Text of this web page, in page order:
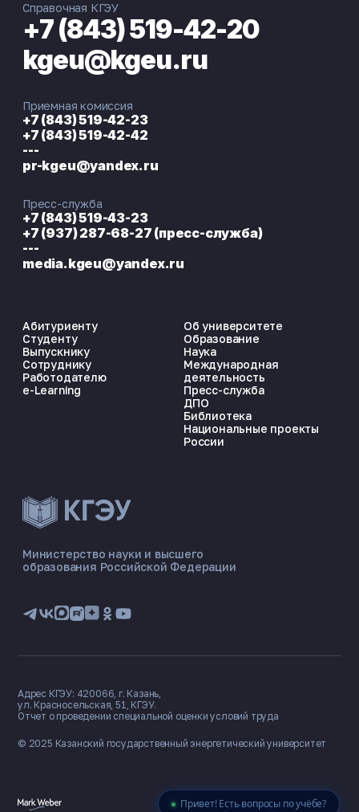
Привет! Есть вопросы по учёбе?
ЭНЕРГОКОД — ПОМОЩНИК КГЭУ
📋 Приёмная комиссия
🏠 Общежитие
Министерство науки и высшего
образования Российской Федерации
Абитуриенту
Студенту
Выпускнику
Сотруднику
Работодателю
e-Learning
Об университете
Образование
Наука
Международная
деятельность
Пресс-служба
ДПО
Библиотека
Национальные проекты
России
Справочная КГЭУ
+7 (843) 519-42-20
kgeu@kgeu.ru
Приемная комиссия
+7 (843) 519-42-23
+7 (843) 519-42-42
---
pr-kgeu@yandex.ru
Пресс-служба
+7 (843) 519-43-23
+7 (937) 287-68-27 (пресс-служба)
---
media.kgeu@yandex.ru
© 2025 Казанский государственный энергетический университет
Адрес КГЭУ: 420066, г. Казань,
ул. Красносельская, 51, КГЭУ.
Отчет о проведении специальной оценки условий труда